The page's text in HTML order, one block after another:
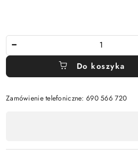
Do koszyka
Zamówienie telefoniczne: 690 566 720
płatność